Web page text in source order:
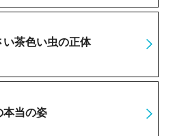
茶色い虫の正体
本当の姿